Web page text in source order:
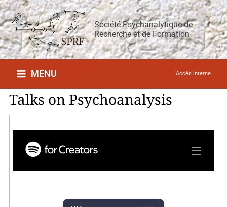
Aller
au
contenu
Société Psychanalytique de
Recherche et de Formation
MENU Accès interne
Talks on Psychoanalysis